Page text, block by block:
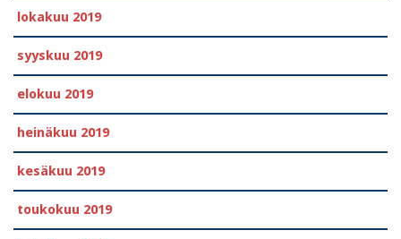
lokakuu 2019
syyskuu 2019
elokuu 2019
heinäkuu 2019
kesäkuu 2019
toukokuu 2019